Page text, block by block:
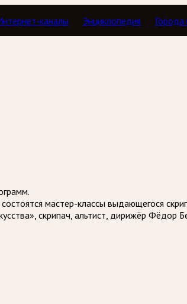
каналы Энциклопедия
мастер-классы выдающегося
скрипач, альтист, дирижёр Фёдор